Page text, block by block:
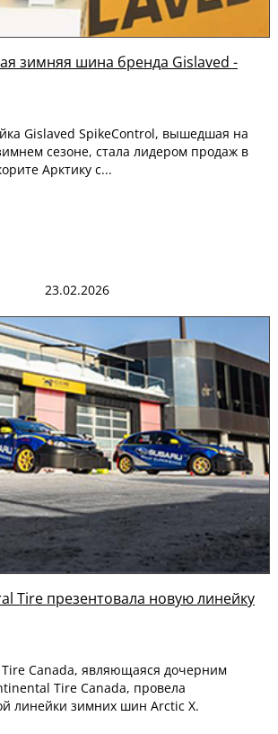
зимняя шина бренда Gislaved -
Gislaved SpikeControl, вышедшая на
сезоне, стала лидером продаж в
Арктику с...
23.02.2026
Tire презентовала новую линейку
Canada, являющаяся дочерним
Tire Canada, провела
линейки зимних шин Arctic X.